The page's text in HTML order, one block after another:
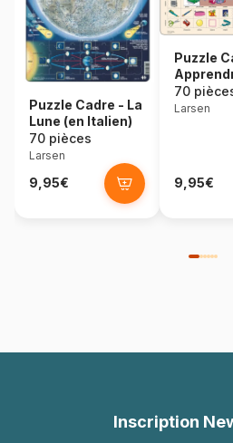
Puzzle Cadre - La
Lune (en Italien)
70 pièces
Larsen
9,95€
Puzzle
l'Anglais
L'Ecole
70
Larsen
9,95€
Inscription